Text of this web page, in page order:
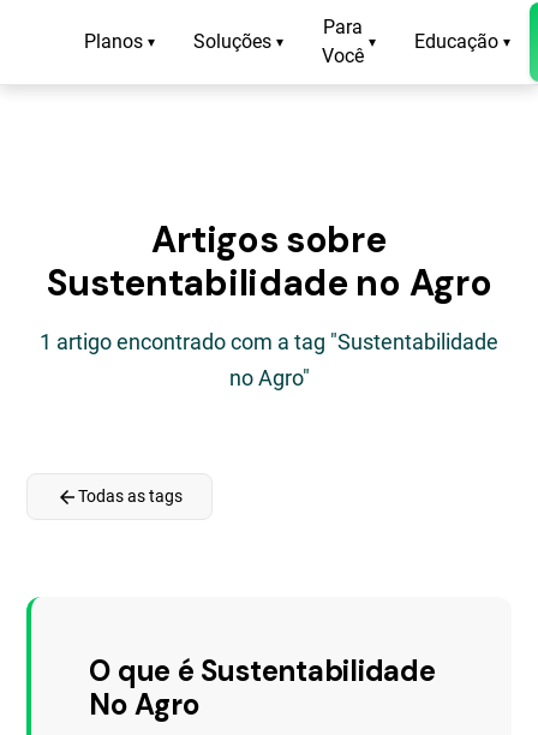
Planos ▾ Soluções ▾
Para
Você
▾ Educação ▾
Artigos sobre
Sustentabilidade no Agro
1 artigo encontrado com a tag "Sustentabilidade
no Agro"
arrow_backTodas as tags
O que é Sustentabilidade
No Agro